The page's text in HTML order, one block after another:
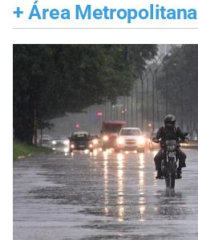
+ Área Metropolitana